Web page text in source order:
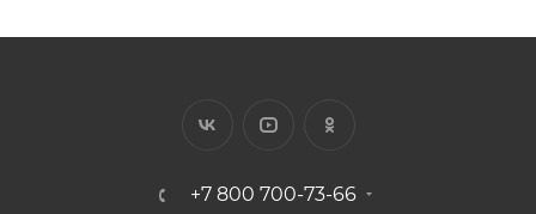
+7 800 700-73-66